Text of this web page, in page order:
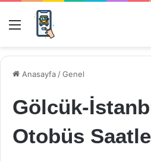
Menü
Anasayfa /Genel
Gölcük-
Otobüs